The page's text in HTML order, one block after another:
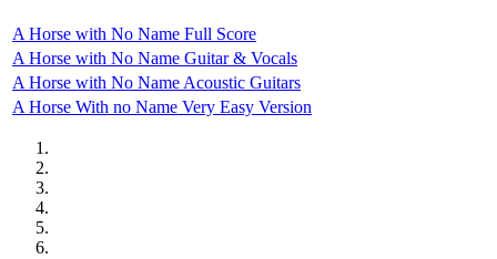
A Horse with No Name Full Score
A Horse with No Name Guitar & Vocals
A Horse with No Name Acoustic Guitars
A Horse With no Name Very Easy Version